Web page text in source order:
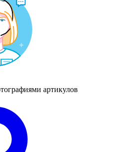
артикулов